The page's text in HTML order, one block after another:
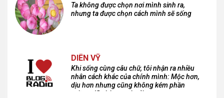
Ta không được chọn nơi mình sinh ra,
nhưng ta được chọn cách mình sẽ sống
DIÊN VỸ
Khi sống cùng câu chữ, tôi nhận ra nhiều
nhân cách khác của chính mình: Mộc hơn,
dịu hơn nhưng cũng không kém phần
cuồng dã và hoang hoải...